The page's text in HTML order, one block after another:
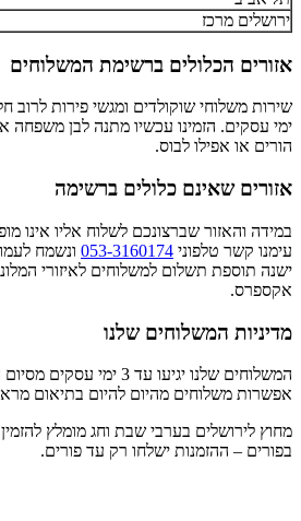
ירושלים מרכז
אזורים הכלולים ברשימת המשלוחים
ימי עסקים. הזמינו עכשיו מתנה לבן
הורים או אפילו לבוס.
אזורים שאינם כלולים ברשימה
במידה והאזור שברצונכם לשלוח אליו אינו
עימנו קשר טלפוני 053-3160174 ונשמח
ישנה תוספת תשלום למשלוחים לאיזורי
אקספרס.
מדיניות המשלוחים שלנו
המשלוחים שלנו יגיעו עד 3 ימי עסקים מסיום ההזמנה
אפשרות משלוחים מהיום להיום בתיאום
מחוץ לירושלים בערבי שבת וחג מומלץ
בפורים – ההזמנות ישלחו רק עד פורים.